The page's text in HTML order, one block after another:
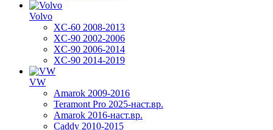
Volvo
XC-60 2008-2013
XC-90 2002-2006
XC-90 2006-2014
XC-90 2014-2019
VW
Amarok 2009-2016
Teramont Pro 2025-наст.вр.
Amarok 2016-наст.вр.
Caddy 2010-2015